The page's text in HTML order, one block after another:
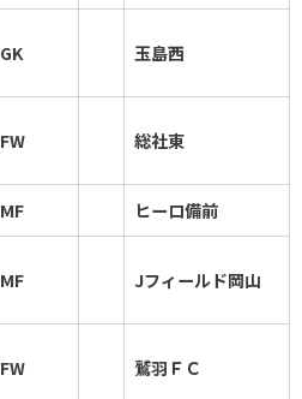
GK 玉島西
FW 総社東
MF ヒーロ備前
MF Jフィールド岡山
FW 鷲羽ＦＣ